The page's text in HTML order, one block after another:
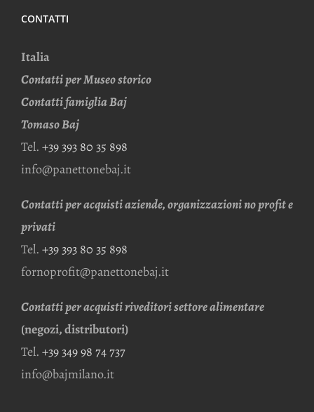
CONTATTI
Italia
Contatti per Museo storico
Contatti famiglia Baj
Tomaso Baj
Tel. +39 393 80 35 898
info@panettonebaj.it
Contatti per acquisti aziende, organizzazioni no profit e
privati
Tel. +39 393 80 35 898
fornoprofit@panettonebaj.it
Contatti per acquisti riveditori settore alimentare
(negozi, distributori)
Tel. +39 349 98 74 737
info@bajmilano.it